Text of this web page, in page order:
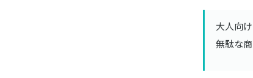
大人向
無駄な